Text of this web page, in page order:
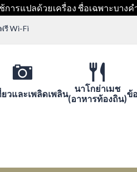
ารแปลด้วยเครื่อง ชื่อเฉพาะบาง
ฟรี Wi-Fi
วและเพลิดเพลิน
นาโกย่าเมช
(อาหารท้องถิน)ข้